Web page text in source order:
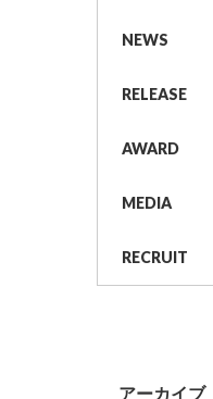
NEWS
RELEASE
AWARD
MEDIA
RECRUIT
アーカイブ